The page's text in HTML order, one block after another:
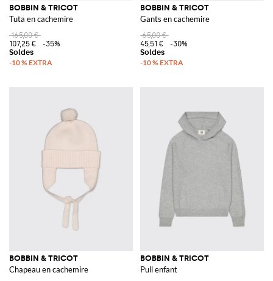
BOBBIN & TRICOT
Tuta en cachemire
165,00 €
107,25 €
-35%
BOBBIN & TRICOT
Gants en cachemire
65,00 €
45,51 €
-30%
BOBBIN & TRICOT
Chapeau en cachemire
BOBBIN & TRICOT
Pull enfant